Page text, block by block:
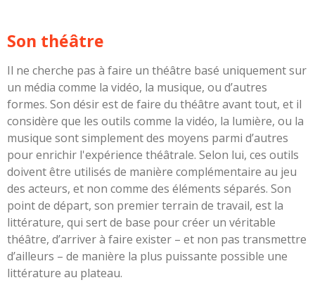
Son théâtre
Il ne cherche pas à faire un théâtre basé uniquement sur
un média comme la vidéo, la musique, ou d’autres
formes. Son désir est de faire du théâtre avant tout, et il
considère que les outils comme la vidéo, la lumière, ou la
musique sont simplement des moyens parmi d’autres
pour enrichir l'expérience théâtrale. Selon lui, ces outils
doivent être utilisés de manière complémentaire au jeu
des acteurs, et non comme des éléments séparés. Son
point de départ, son premier terrain de travail, est la
littérature, qui sert de base pour créer un véritable
théâtre, d’arriver à faire exister – et non pas transmettre
d’ailleurs – de manière la plus puissante possible une
littérature au plateau.